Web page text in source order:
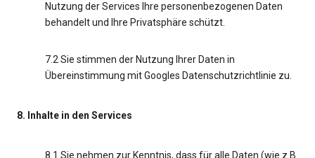
Nutzung der Services Ihre personenbezogenen Daten
behandelt und Ihre Privatsphäre schützt.
7.2 Sie stimmen der Nutzung Ihrer Daten in
Übereinstimmung mit Googles Datenschutzrichtlinie zu.
8. Inhalte in den Services
8.1 Sie nehmen zur Kenntnis, dass für alle Daten (wie z.B.